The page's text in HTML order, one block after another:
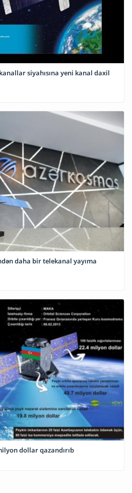
daha bir telekanal yayıma
dollar qazandırıb